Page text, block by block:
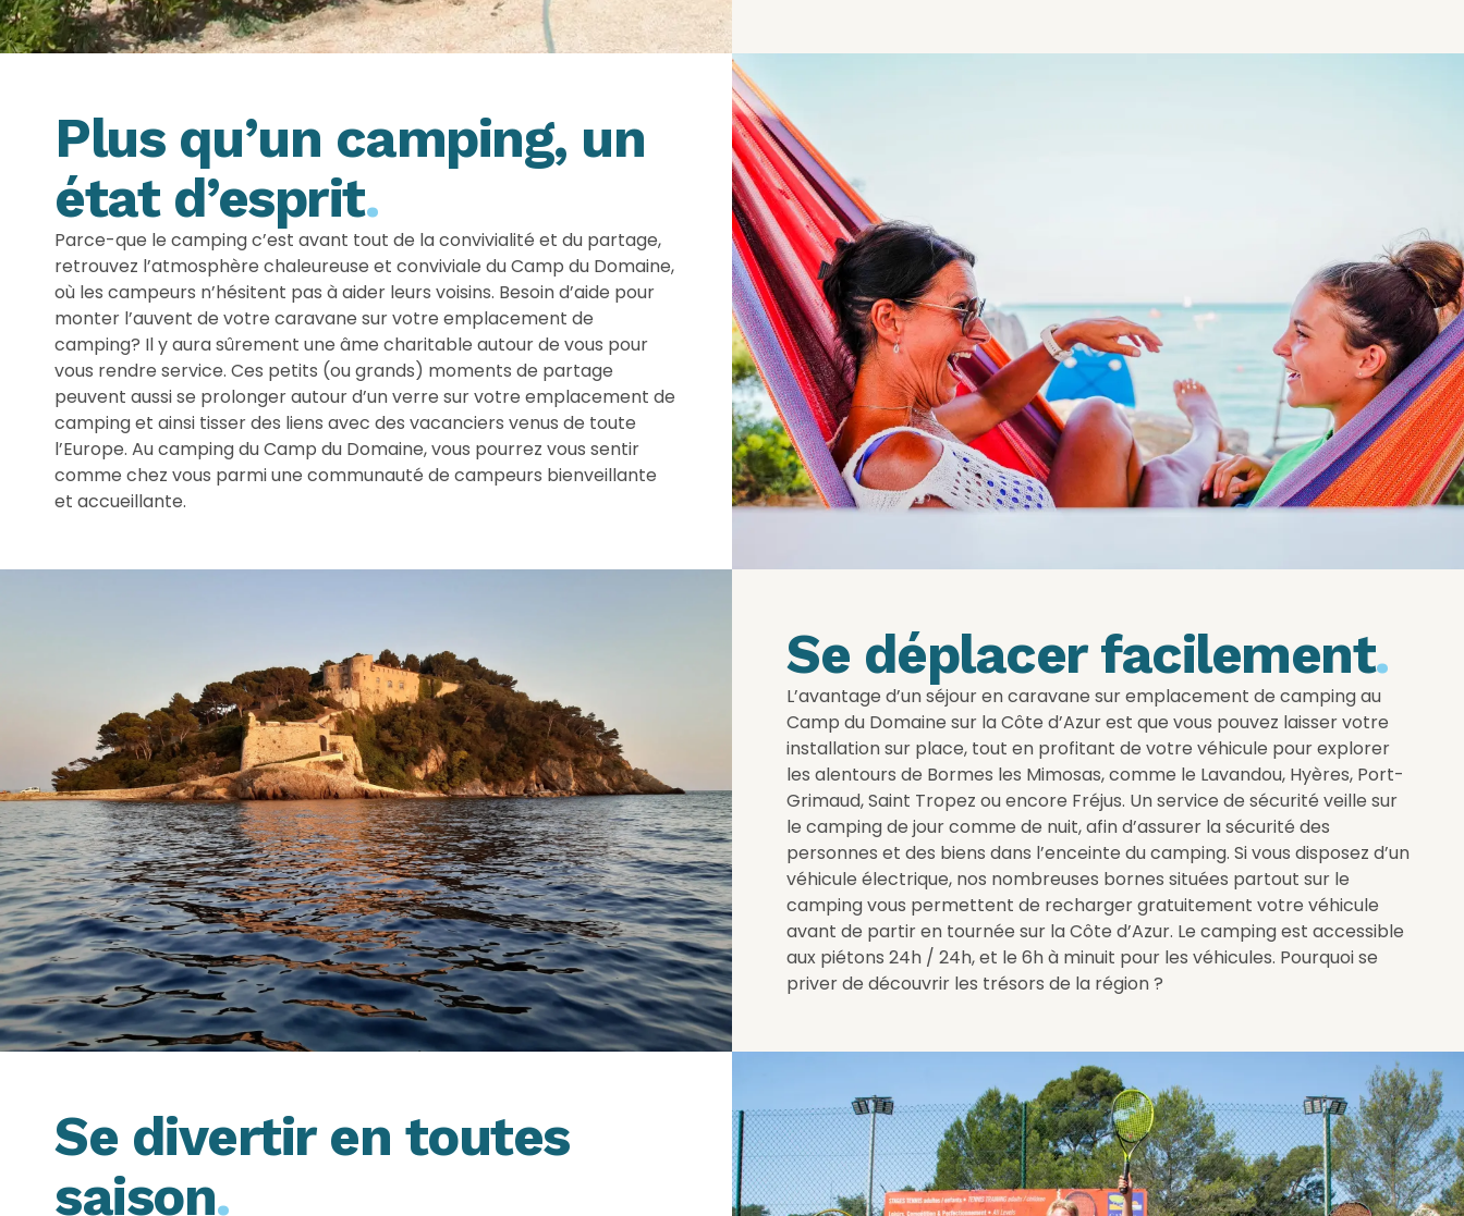
Plus qu’un camping, un
état d’esprit.
Parce-que le camping c’est avant tout de la convivialité et du partage,
retrouvez l’atmosphère chaleureuse et conviviale du Camp du Domaine,
où les campeurs n’hésitent pas à aider leurs voisins. Besoin d’aide pour
monter l’auvent de votre caravane sur votre emplacement de
camping? Il y aura sûrement une âme charitable autour de vous pour
vous rendre service. Ces petits (ou grands) moments de partage
peuvent aussi se prolonger autour d’un verre sur votre emplacement de
camping et ainsi tisser des liens avec des vacanciers venus de toute
l’Europe. Au camping du Camp du Domaine, vous pourrez vous sentir
comme chez vous parmi une communauté de campeurs bienveillante
et accueillante.
Se déplacer facilement.
L’avantage d’un séjour en caravane sur emplacement de camping au
Camp du Domaine sur la Côte d’Azur est que vous pouvez laisser votre
installation sur place, tout en profitant de votre véhicule pour explorer
les alentours de Bormes les Mimosas, comme le Lavandou, Hyères, Port-
Grimaud, Saint Tropez ou encore Fréjus. Un service de sécurité veille sur
le camping de jour comme de nuit, afin d’assurer la sécurité des
personnes et des biens dans l’enceinte du camping. Si vous disposez d’un
véhicule électrique, nos nombreuses bornes situées partout sur le
camping vous permettent de recharger gratuitement votre véhicule
avant de partir en tournée sur la Côte d’Azur. Le camping est accessible
aux piétons 24h / 24h, et le 6h à minuit pour les véhicules. Pourquoi se
priver de découvrir les trésors de la région ?
Se divertir en toutes
saison.